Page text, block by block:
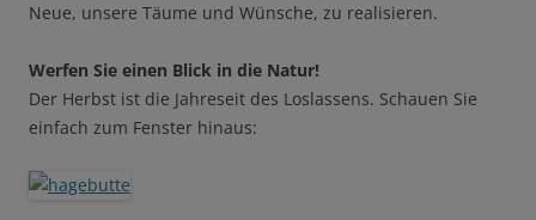
Neue, unsere Täume und Wünsche, zu realisieren.
Werfen Sie einen Blick in die Natur!
Der Herbst ist die Jahreseit des Loslassens. Schauen Sie
einfach zum Fenster hinaus: